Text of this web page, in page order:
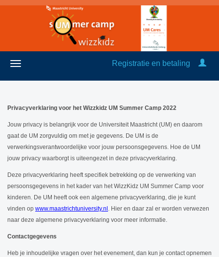
Registratie en betaling
Privacyverklaring voor het Wizzkidz UM Summer Camp 2022
Jouw privacy is belangrijk voor de Universiteit Maastricht (UM) en daarom
gaat de UM zorgvuldig om met je gegevens. De UM is de
verwerkingsverantwoordelijke voor jouw persoonsgegevens. Hoe de UM
jouw privacy waarborgt is uiteengezet in deze privacyverklaring.
Deze privacyverklaring heeft specifiek betrekking op de verwerking van
persoonsgegevens in het kader van het WizzKidz UM Summer Camp voor
kinderen. De UM heeft ook een algemene privacyverklaring, die je kunt
vinden op www.maastrichtuniversity.nl . Hier en daar zal er worden verwezen
naar deze algemene privacyverklaring voor meer informatie.
Contactgegevens
Heb je inhoudelijke vragen over het evenement, dan kun je contact opnemen